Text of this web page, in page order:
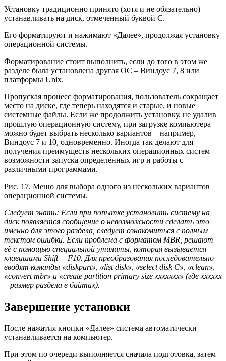
Установку традиционно принято (хотя и не обязательно)
устанавливать на диск, отмеченный буквой C.
Его форматируют и нажимают «Далее», продолжая установку
операционной системы.
Форматирование стоит выполнить, если до того в этом же
разделе была установлена другая ОС – Виндоус 7, 8 или
платформы Unix.
Пропуская процесс форматирования, пользователь сокращает
место на диске, где теперь находятся и старые, и новые
системные файлы. Если же продолжить установку, не удалив
прошлую операционную систему, при загрузке компьютера
можно будет выбрать несколько вариантов – например,
Виндоус 7 и 10, одновременно. Иногда так делают для
получения преимуществ нескольких операционных систем –
возможности запуска определённых игр и работы с
различными программами.
Рис. 17. Меню для выбора одного из нескольких вариантов
операционной системы.
Следует знать: Если при попытке установить систему на
диск появляется сообщение о невозможности сделать это
именно для этого раздела, следует ознакомиться с полным
текстом ошибки. Если проблема с форматом MBR, решают
её с помощью специальной утилиты, которая вызывается
клавишами Shift + F10. Для преобразования последовательно
вводят команды «diskpart», «list disk», «select disk C», «clean»,
«convert mbr» и «create partition primary size xxxxxxx» (где хххххх
– размер раздела в байтах).
Завершение установки
После нажатия кнопки «Далее» система автоматически
устанавливается на компьютер.
При этом по очереди выполняется сначала подготовка, затем